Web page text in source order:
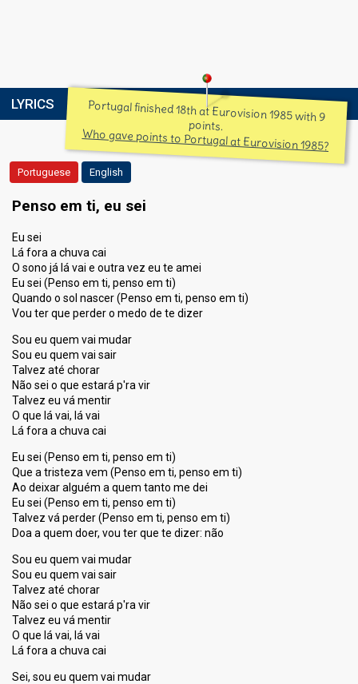
LYRICS Portugal finished 18th at Eurovision 1985 with 9
points.
Who gave points to Portugal at Eurovision 1985?
Portuguese English
Penso em ti, eu sei
Eu sei
Lá fora a chuva cai
O sono já lá vai e outra vez eu te amei
Eu sei (Penso em ti, penso em ti)
Quando o sol nascer (Penso em ti, penso em ti)
Vou ter que perder o medo de te dizer
Sou eu quem vai mudar
Sou eu quem vai sair
Talvez até chorar
Não sei o que estará p'ra vir
Talvez eu vá mentir
O que lá vai, lá vai
Lá fora a chuva cai
Eu sei (Penso em ti, penso em ti)
Que a tristeza vem (Penso em ti, penso em ti)
Ao deixar alguém a quem tanto me dei
Eu sei (Penso em ti, penso em ti)
Talvez vá perder (Penso em ti, penso em ti)
Doa a quem doer, vou ter que te dizer: não
Sou eu quem vai mudar
Sou eu quem vai sair
Talvez até chorar
Não sei o que estará p'ra vir
Talvez eu vá mentir
O que lá vai, lá vai
Lá fora a chuva cai
Sei, sou eu quem vai mudar